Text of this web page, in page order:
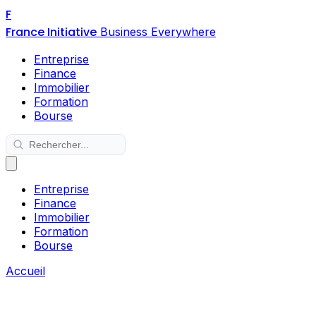
F
France Initiative Business Everywhere
Entreprise
Finance
Immobilier
Formation
Bourse
Entreprise
Finance
Immobilier
Formation
Bourse
Accueil